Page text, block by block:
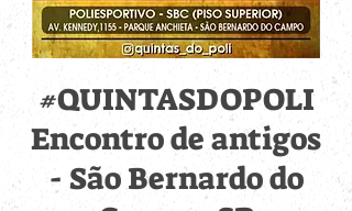
#QUINTASDOPOLI
Encontro de antigos
- São Bernardo do